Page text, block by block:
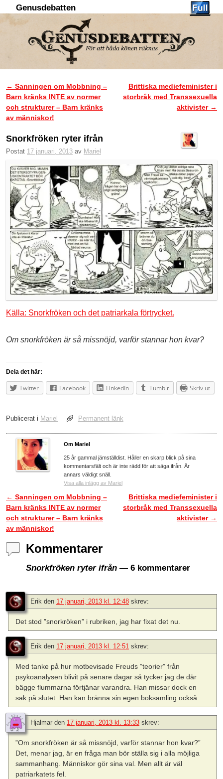
Genusdebatten
Inläggsnavigering
← Sanningen om Mobbning –
Barn kränks INTE av normer
och strukturer – Barn kränks
av människor!
Brittiska mediefeminister i
storbråk med Transsexuella
aktivister →
Snorkfröken ryter ifrån
Postat 17 januari, 2013 av Mariel
Källa: Snorkfröken och det patriarkala förtrycket.
Om snorkfröken är så missnöjd, varför stannar hon kvar?
Dela det här:
Twitter Facebook LinkedIn Tumblr Skriv ut
Publicerat i Mariel Permanent länk
Om Mariel
25 år gammal jämställdist. Håller en skarp blick på sina
kommentarsfält och är inte rädd för att säga ifrån. Är
annars väldigt snäll.
Visa alla inlägg av Mariel
Inläggsnavigering
← Sanningen om Mobbning –
Barn kränks INTE av normer
och strukturer – Barn kränks
av människor!
Brittiska mediefeminister i
storbråk med Transsexuella
aktivister →
Kommentarer
Snorkfröken ryter ifrån — 6 kommentarer
Erik den 17 januari, 2013 kl. 12:48 skrev:
Det stod ”snorkröken” i rubriken, jag har fixat det nu.
Erik den 17 januari, 2013 kl. 12:51 skrev:
Med tanke på hur motbevisade Freuds ”teorier” från
psykoanalysen blivit på senare dagar så tycker jag de där
bägge flummarna förtjänar varandra. Han missar dock en
sak på slutet. Han kan bränna sin egen boksamling också.
Hjalmar den 17 januari, 2013 kl. 13:33 skrev:
”Om snorkfröken är så missnöjd, varför stannar hon kvar?”
Det, menar jag, är en fråga man bör ställa sig i alla möjliga
sammanhang. Människor gör sina val. Men allt är väl
patriarkatets fel.